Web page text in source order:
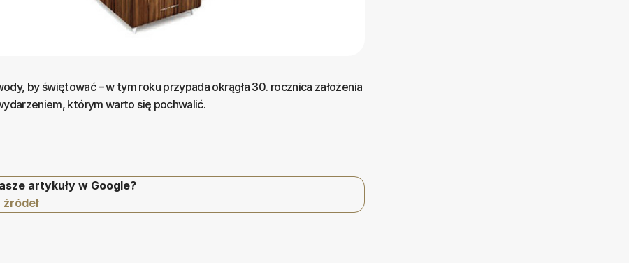
by świętować – w tym roku przypada okrągła 30. rocznica założenia
którym warto się pochwalić.
artykuły w Google?